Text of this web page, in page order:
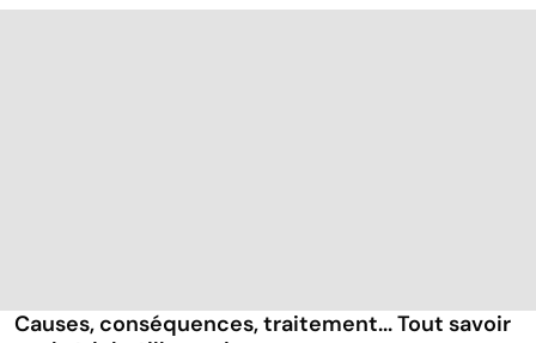
Causes, conséquences, traitement... Tout savoir